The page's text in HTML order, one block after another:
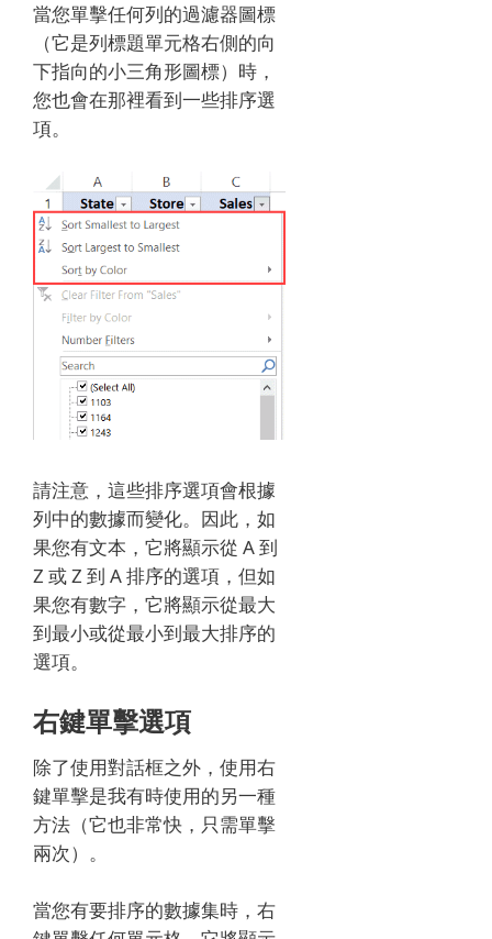
當您單擊任何列的過濾器圖標
（它是列標題單元格右側的向
下指向的小三角形圖標）時，
您也會在那裡看到一些排序選
項。
請注意，這些排序選項會根據
列中的數據而變化。 因此，如
果您有文本，它將顯示從 A 到
Z 或 Z 到 A 排序的選項，但如
果您有數字，它將顯示從最大
到最小或從最小到最大排序的
選項。
右鍵單擊選項
除了使用對話框之外，使用右
鍵單擊是我有時使用的另一種
方法（它也非常快，只需單擊
兩次）。
當您有要排序的數據集時，右